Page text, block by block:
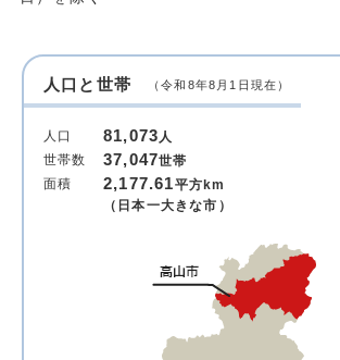
人口と世帯 （令和8年8月1日現在）
人口 81,073人
世帯数
37,047世帯
面積
2,177.61平方km
（日本一大きな市）